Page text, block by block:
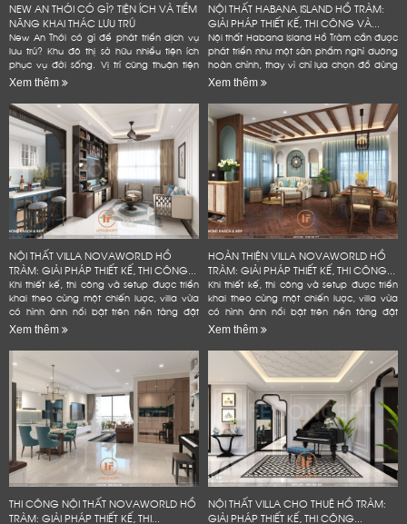
NEW AN THỚI CÓ GÌ? TIỆN ÍCH VÀ TIỀM
NĂNG KHAI THÁC LƯU TRÚ
New An Thới có gì để phát triển dịch vụ
lưu trú? Khu đô thị sở hữu nhiều tiện ích
phục vụ đời sống. Vị trí cũng thuận tiện
kết nối các điểm đến tại Nam đảo. Đây
Xem thêm
NỘI THẤT HABANA ISLAND HỒ TRÀM:
GIẢI PHÁP THIẾT KẾ, THI CÔNG VÀ...
Nội thất Habana Island Hồ Tràm cần được
phát triển như một sản phẩm nghỉ dưỡng
hoàn chỉnh, thay vì chỉ lựa chọn đồ dùng
theo sở thích hoặc lấp đầy các khoảng
Xem thêm
NỘI THẤT VILLA NOVAWORLD HỒ
TRÀM: GIẢI PHÁP THIẾT KẾ, THI CÔNG...
Khi thiết kế, thi công và setup được triển
khai theo cùng một chiến lược, villa vừa
có hình ảnh nổi bật trên nền tảng đặt
phòng, vừa bền hơn trong quá trình vận
Xem thêm
HOÀN THIỆN VILLA NOVAWORLD HỒ
TRÀM: GIẢI PHÁP THIẾT KẾ, THI CÔNG...
Khi thiết kế, thi công và setup được triển
khai theo cùng một chiến lược, villa vừa
có hình ảnh nổi bật trên nền tảng đặt
phòng, vừa bền hơn trong quá trình vận
Xem thêm
THI CÔNG NỘI THẤT NOVAWORLD HỒ
TRÀM: GIẢI PHÁP THIẾT KẾ, THI...
NỘI THẤT VILLA CHO THUÊ HỒ TRÀM:
GIẢI PHÁP THIẾT KẾ, THI CÔNG...